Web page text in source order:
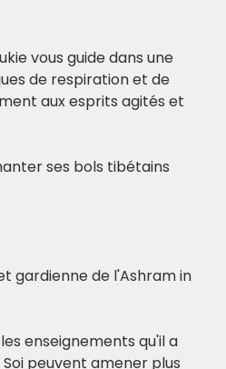
vous guide dans une
de respiration et de
aux esprits agités et
ses bols tibétains
gardienne de l'Ashram in
enseignements qu'il a
peuvent amener plus